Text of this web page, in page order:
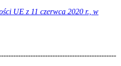
UE z 11 czerwca 2020 r., w